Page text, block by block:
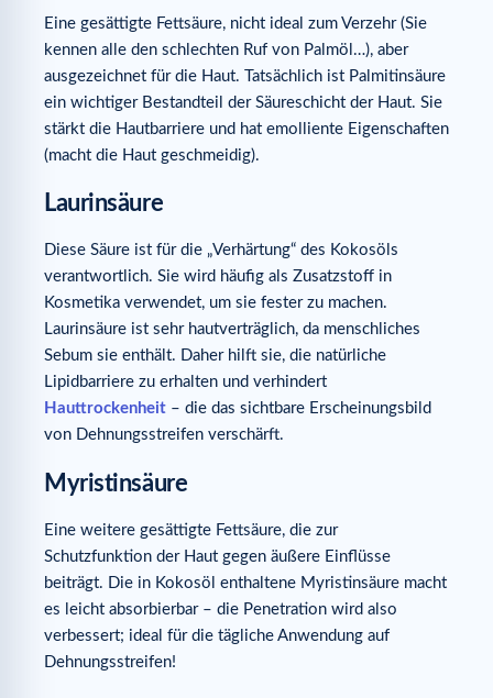
Eine gesättigte Fettsäure, nicht ideal zum Verzehr (Sie
kennen alle den schlechten Ruf von Palmöl…), aber
ausgezeichnet für die Haut. Tatsächlich ist Palmitinsäure
ein wichtiger Bestandteil der Säureschicht der Haut. Sie
stärkt die Hautbarriere und hat emolliente Eigenschaften
(macht die Haut geschmeidig).
Laurinsäure
Diese Säure ist für die „Verhärtung“ des Kokosöls
verantwortlich. Sie wird häufig als Zusatzstoff in
Kosmetika verwendet, um sie fester zu machen.
Laurinsäure ist sehr hautverträglich, da menschliches
Sebum sie enthält. Daher hilft sie, die natürliche
Lipidbarriere zu erhalten und verhindert
Hauttrockenheit – die das sichtbare Erscheinungsbild
von Dehnungsstreifen verschärft.
Myristinsäure
Eine weitere gesättigte Fettsäure, die zur
Schutzfunktion der Haut gegen äußere Einflüsse
beiträgt. Die in Kokosöl enthaltene Myristinsäure macht
es leicht absorbierbar – die Penetration wird also
verbessert; ideal für die tägliche Anwendung auf
Dehnungsstreifen!